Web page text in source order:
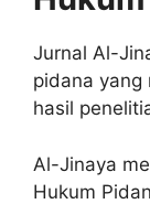
Jurnal Al-
pidana yang
hasil
Al-Jinaya
Hukum